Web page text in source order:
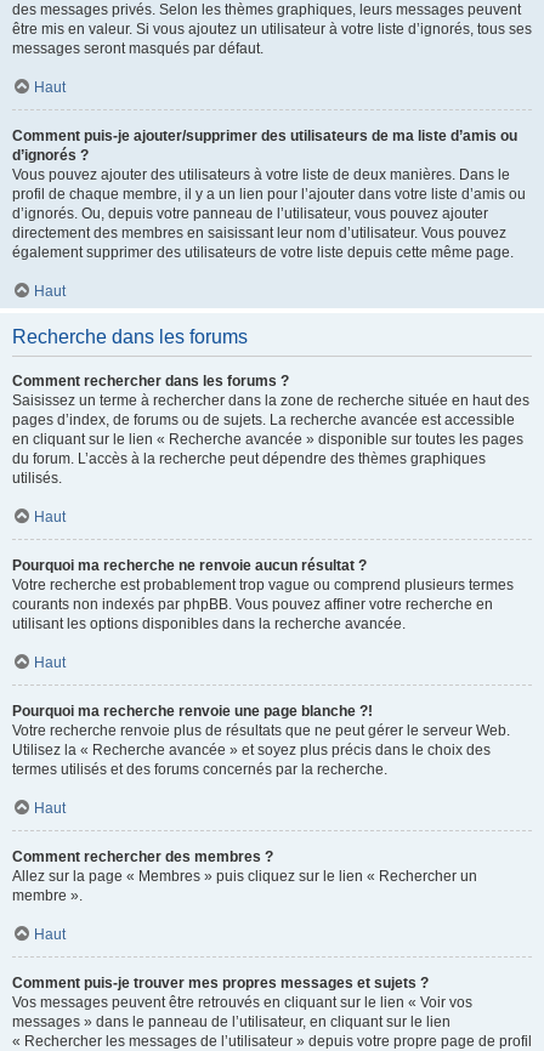
des messages privés. Selon les thèmes graphiques, leurs messages peuvent
être mis en valeur. Si vous ajoutez un utilisateur à votre liste d’ignorés, tous ses
messages seront masqués par défaut.
Haut
Comment puis-je ajouter/supprimer des utilisateurs de ma liste d’amis ou
d’ignorés ?
Vous pouvez ajouter des utilisateurs à votre liste de deux manières. Dans le
profil de chaque membre, il y a un lien pour l’ajouter dans votre liste d’amis ou
d’ignorés. Ou, depuis votre panneau de l’utilisateur, vous pouvez ajouter
directement des membres en saisissant leur nom d’utilisateur. Vous pouvez
également supprimer des utilisateurs de votre liste depuis cette même page.
Haut
Recherche dans les forums
Comment rechercher dans les forums ?
Saisissez un terme à rechercher dans la zone de recherche située en haut des
pages d’index, de forums ou de sujets. La recherche avancée est accessible
en cliquant sur le lien « Recherche avancée » disponible sur toutes les pages
du forum. L’accès à la recherche peut dépendre des thèmes graphiques
utilisés.
Haut
Pourquoi ma recherche ne renvoie aucun résultat ?
Votre recherche est probablement trop vague ou comprend plusieurs termes
courants non indexés par phpBB. Vous pouvez affiner votre recherche en
utilisant les options disponibles dans la recherche avancée.
Haut
Pourquoi ma recherche renvoie une page blanche ?!
Votre recherche renvoie plus de résultats que ne peut gérer le serveur Web.
Utilisez la « Recherche avancée » et soyez plus précis dans le choix des
termes utilisés et des forums concernés par la recherche.
Haut
Comment rechercher des membres ?
Allez sur la page « Membres » puis cliquez sur le lien « Rechercher un
membre ».
Haut
Comment puis-je trouver mes propres messages et sujets ?
Vos messages peuvent être retrouvés en cliquant sur le lien « Voir vos
messages » dans le panneau de l’utilisateur, en cliquant sur le lien
« Rechercher les messages de l’utilisateur » depuis votre propre page de profil